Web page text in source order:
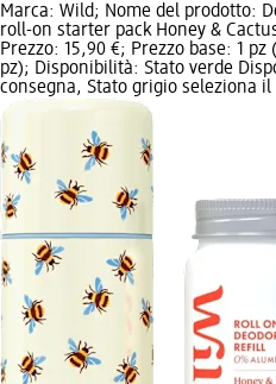
Marca: Wild; Nome del prodotto:
roll-on starter pack Honey &
Prezzo: 15,90 €; Prezzo base: 1 pz
pz); Disponibilità: Stato verde
consegna, Stato grigio seleziona il